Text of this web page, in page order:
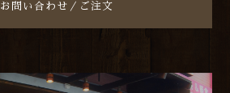
お問い合わせ／ご注文